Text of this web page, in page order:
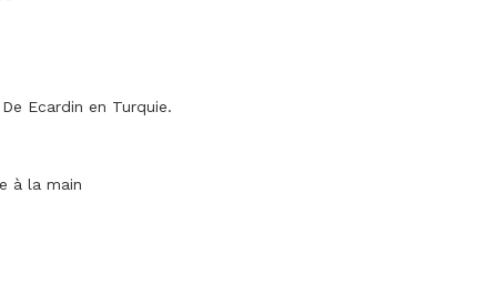
Ecardin en Turquie.
à la main